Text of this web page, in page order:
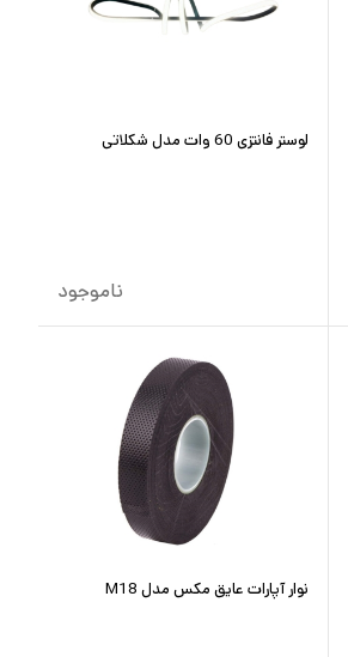
لوستر فانتزی 60 وات مدل شکلاتی
ناموجود
نوار آپارات عایق مکس مدل M18